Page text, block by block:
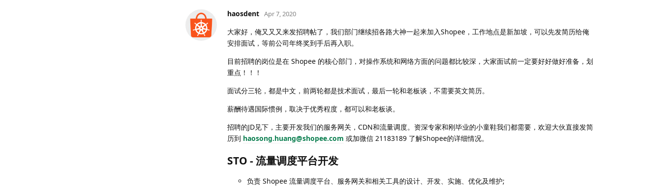
haosdent Apr 7, 2020
大家好，俺又又又来发招聘帖了，我们部门继续招各路大神一起来加入Shopee，工作地点是新加坡，可以先发简历给俺
安排面试，等前公司年终奖到手后再入职。
目前招聘的岗位是在 Shopee 的核心部门，对操作系统和网络方面的问题都比较深，大家面试前一定要好好做好准备，划
重点！！！
面试分三轮，都是中文，前两轮都是技术面试，最后一轮和老板谈，不需要英文简历。
薪酬待遇国际惯例，取决于优秀程度，都可以和老板谈。
招聘的JD见下，主要开发我们的服务网关，CDN和流量调度。资深专家和刚毕业的小童鞋我们都需要，欢迎大伙直接发简
历到 haosong.huang@shopee.com 或加微信 21183189 了解Shopee的详细情况。
STO - 流量调度平台开发
负责 Shopee 流量调度平台、服务网关和相关工具的设计、开发、实施、优化及维护;